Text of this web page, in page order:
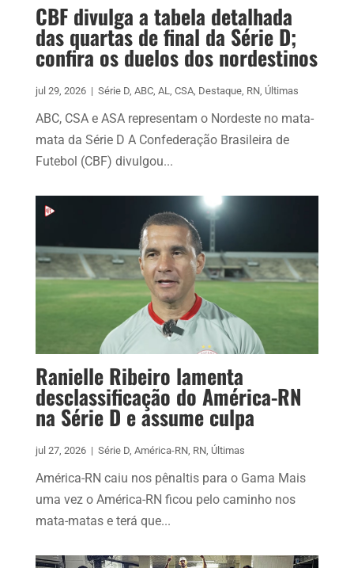
CBF divulga a tabela detalhada
das quartas de final da Série D;
confira os duelos dos nordestinos
jul 29, 2026 | Série D, ABC, AL, CSA, Destaque, RN, Últimas
ABC, CSA e ASA representam o Nordeste no mata-
mata da Série D A Confederação Brasileira de
Futebol (CBF) divulgou...
Ranielle Ribeiro lamenta
desclassificação do América-RN
na Série D e assume culpa
jul 27, 2026 | Série D, América-RN, RN, Últimas
América-RN caiu nos pênaltis para o Gama Mais
uma vez o América-RN ficou pelo caminho nos
mata-matas e terá que...